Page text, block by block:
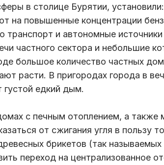
в столице Бурятии,
на повышенные концентрации
транспорт и автономные источники
частного сектора и небольшие
большое количество частных
расти. В пригородах города в
густой едкий дым.
с печным отоплением, а также
от сжигания угля в пользу
брикетов (так
переход на централизованное